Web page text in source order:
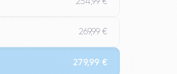
269,99 €
279,99 €